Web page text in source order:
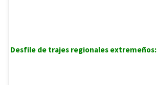
Desfile de trajes regionales extremeños: